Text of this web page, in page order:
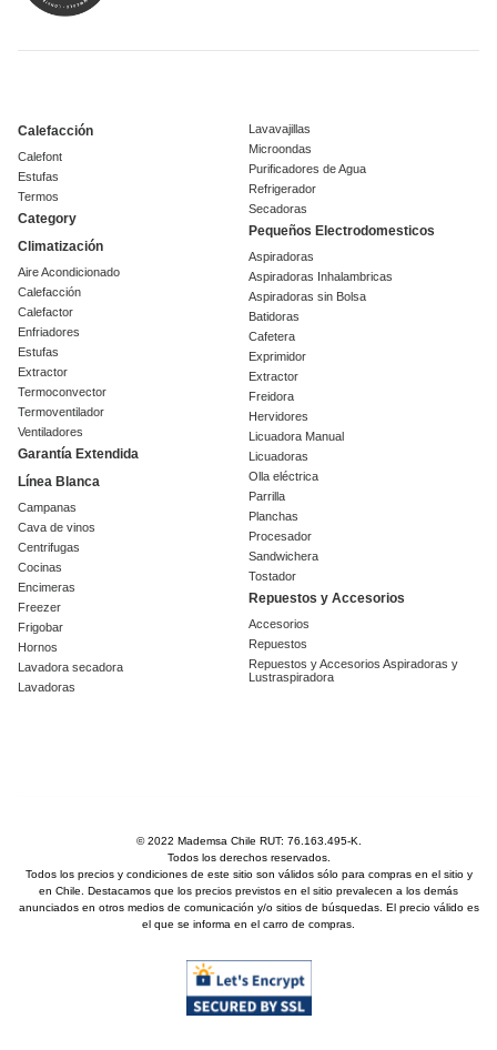
Calefacción
Calefont
Estufas
Termos
Category
Climatización
Aire Acondicionado
Calefacción
Calefactor
Enfriadores
Estufas
Extractor
Termoconvector
Termoventilador
Ventiladores
Garantía Extendida
Línea Blanca
Campanas
Cava de vinos
Centrifugas
Cocinas
Encimeras
Freezer
Frigobar
Hornos
Lavadora secadora
Lavadoras
Lavavajillas
Microondas
Purificadores de Agua
Refrigerador
Secadoras
Pequeños Electrodomesticos
Aspiradoras
Aspiradoras Inhalambricas
Aspiradoras sin Bolsa
Batidoras
Cafetera
Exprimidor
Extractor
Freidora
Hervidores
Licuadora Manual
Licuadoras
Olla eléctrica
Parrilla
Planchas
Procesador
Sandwichera
Tostador
Repuestos y Accesorios
Accesorios
Repuestos
Repuestos y Accesorios Aspiradoras y
Lustraspiradora
© 2022 Mademsa Chile RUT: 76.163.495-K.
Todos los derechos reservados.
Todos los precios y condiciones de este sitio son válidos sólo para compras en el sitio y
en Chile. Destacamos que los precios previstos en el sitio prevalecen a los demás
anunciados en otros medios de comunicación y/o sitios de búsquedas. El precio válido es
el que se informa en el carro de compras.